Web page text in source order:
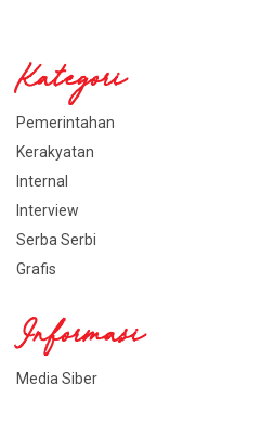
Kategori
Pemerintahan
Kerakyatan
Internal
Interview
Serba Serbi
Grafis
Informasi
Media Siber